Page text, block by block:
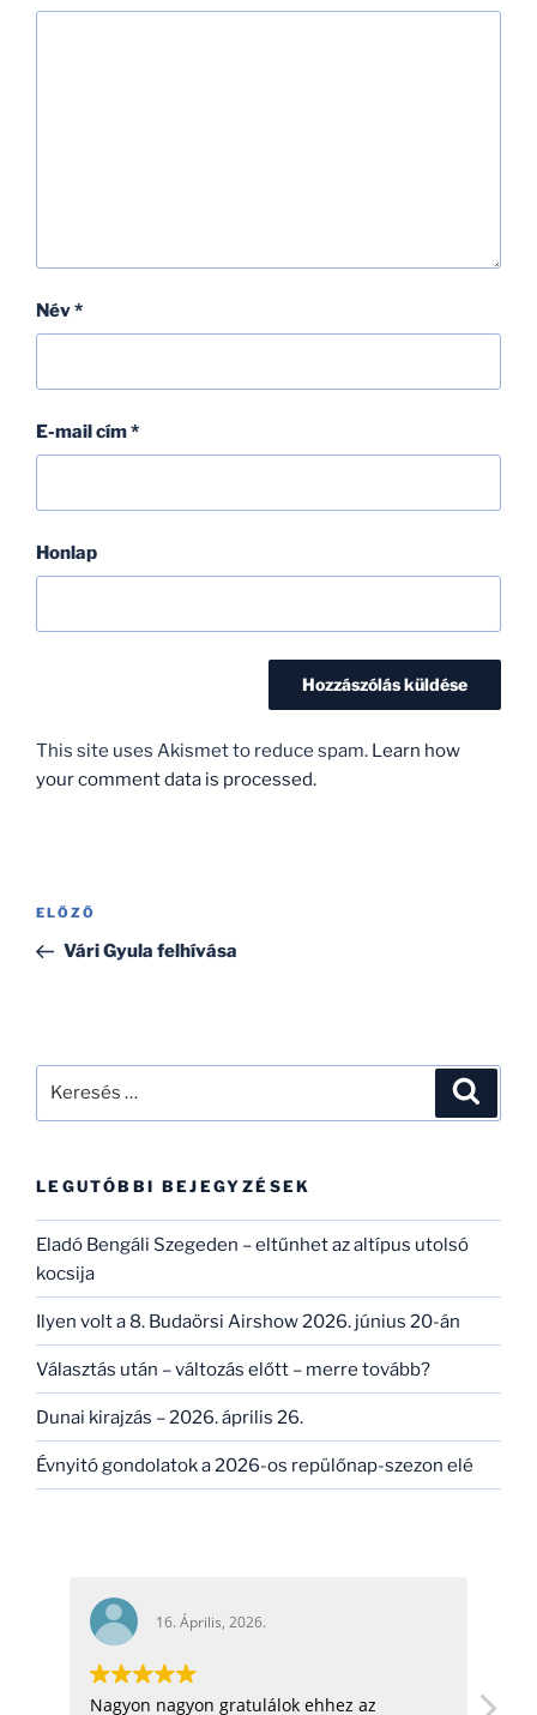
Név*
E-mail cím*
Honlap
This site uses Akismet to reduce spam. Learn how
your comment data is processed.
Bejegyzés
Korábbi
bejegyzés
ELŐZŐ
Vári Gyula felhívása
LEGUTÓBBI BEJEGYZÉSEK
Eladó Bengáli Szegeden – eltűnhet az altípus utolsó
kocsija
Ilyen volt a 8. Budaörsi Airshow 2026. június 20-án
Választás után – változás előtt – merre tovább?
Dunai kirajzás – 2026. április 26.
Évnyitó gondolatok a 2026-os repülőnap-szezon elé
16. Április, 2026.
Nagyon nagyon gratulálok ehhez az